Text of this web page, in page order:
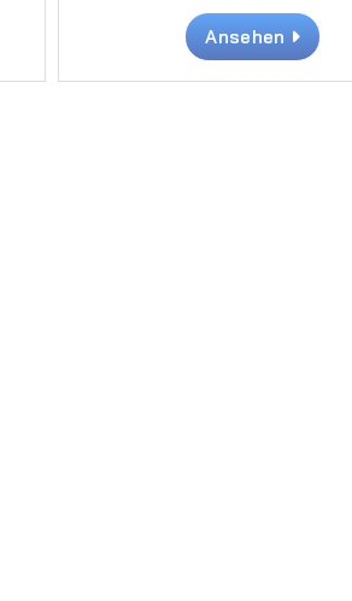
Ansehen